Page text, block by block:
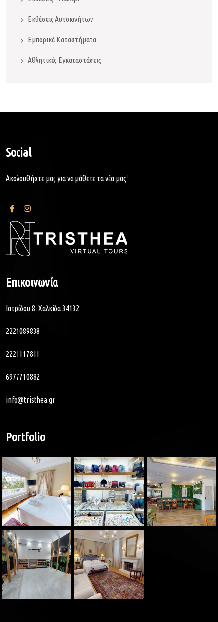
Εκθέσεις Αυτοκινήτων
Εμπορικά Καταστήματα
Αθλητικές Εγκαταστάσεις
Social
Ακολουθήστε μας για να μάθετε τα νέα μας!
Επικοινωνία
Ιατρίδου 8, Χαλκίδα 34132
2221089838
2221117811
6977710882
info@tristhea.gr
Portfolio